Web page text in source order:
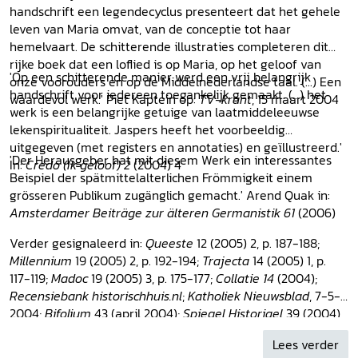
handschrift een legendecyclus presenteert dat het gehele
leven van Maria omvat, van de conceptie tot haar
hemelvaart. De schitterende illustraties completeren dit
rijke boek dat een loflied is op Maria, op het geloof van
onze voorouders en op de Middelnederlandse taal. (...) Een
waardevol werk.' Piet Kaptein op:TV-krant, 15 maart 2004
'Op een schitterende manier werd een vrij belangrijk
handschrift voor iedereen toegankelijk gemaakt. (...) het
werk is een belangrijke getuige van laatmiddeleeuwse
lekenspiritualiteit. Jaspers heeft het voorbeeldig
uitgegeven (met registers en annotaties) en geïllustreerd.'
In:Credo (Ik geloof) 2(2004) 4
'Der Herausgeber hat mit diesem Werk ein interessantes
Beispiel der spätmittelalterlichen Frömmigkeit einem
grösseren Publikum zugänglich gemacht.' Arend Quak in:
Amsterdamer Beiträge zur älteren Germanistik 61(2006)
Verder gesignaleerd in: Queeste 12 (2005) 2, p. 187-188;
Millennium 19 (2005) 2, p. 192-194; Trajecta14 (2005) 1, p.
117-119;Madoc19 (2005) 3, p. 175-177;Collatie 14(2004);
Recensiebank historischhuis.nl;Katholiek Nieuwsblad, 7-5-
2004;Bifolium 43 (april 2004);Spiegel Historiael39 (2004)
Lees verder